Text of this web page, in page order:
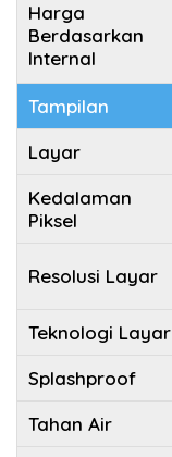
Harga
Berdasarkan
Internal
Tampilan
Layar
Kedalaman
Piksel
Resolusi Layar
Teknologi Layar
Splashproof
Tahan Air